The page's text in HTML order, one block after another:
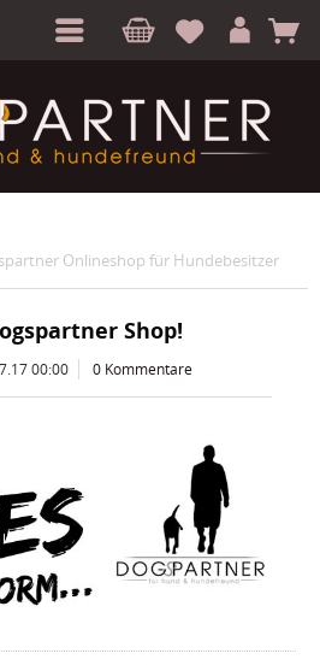
S A
Onlineshop für Hundebesitzer
Shop!
00:00 0 Kommentare